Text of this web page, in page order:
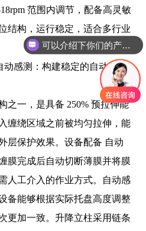
范围内调节，配备高灵敏
结构，运行稳定，适合多行业
动感测：构建稳定的自动化包
之一，是具备 250% 预拉伸能
缠绕区域之前被均匀拉伸，能
层保护效果。设备配备 自动
膜完成后自动切断薄膜并将膜
人工介入的作业方式。自动感
备能够根据实际托盘高度调整
更加一致。升降立柱采用链条
可以介绍下你们的产品么？